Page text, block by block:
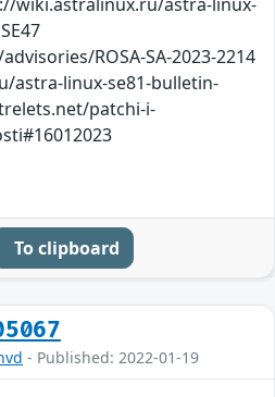
ROSA-SA-2023-2214
astra-linux-se81-bulletin-
patchi-i-
To clipboard
- Published: 2022-01-19